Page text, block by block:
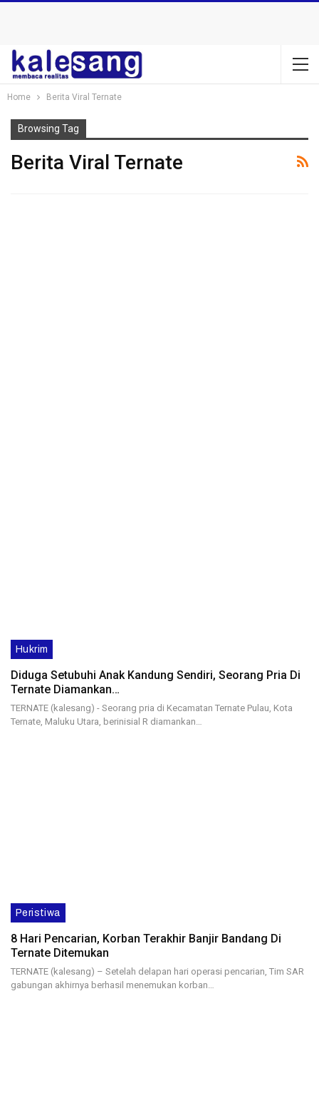
Home Berita Viral Ternate
Browsing Tag
Berita Viral Ternate
Hukrim
Diduga Setubuhi Anak Kandung Sendiri, Seorang Pria Di
Ternate Diamankan…
TERNATE (kalesang) - Seorang pria di Kecamatan Ternate Pulau, Kota
Ternate, Maluku Utara, berinisial R diamankan…
Peristiwa
8 Hari Pencarian, Korban Terakhir Banjir Bandang Di
Ternate Ditemukan
TERNATE (kalesang) – Setelah delapan hari operasi pencarian, Tim SAR
gabungan akhirnya berhasil menemukan korban…